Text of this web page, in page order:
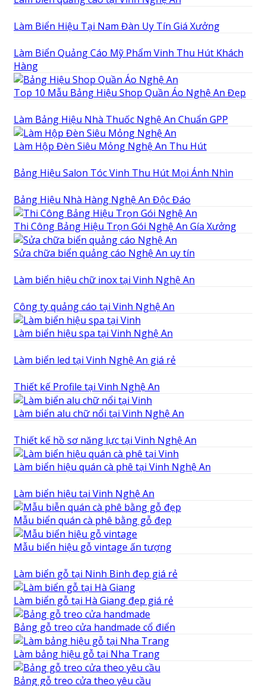
Làm Biển Hiệu Tại Nam Đàn Uy Tín Giá Xưởng
Làm Biển Quảng Cáo Mỹ Phẩm Vinh Thu Hút Khách
Hàng
Top 10 Mẫu Bảng Hiệu Shop Quần Áo Nghệ An Đẹp
Làm Bảng Hiệu Nhà Thuốc Nghệ An Chuẩn GPP
Làm Hộp Đèn Siêu Mỏng Nghệ An Thu Hút
Bảng Hiệu Salon Tóc Vinh Thu Hút Mọi Ánh Nhìn
Bảng Hiệu Nhà Hàng Nghệ An Độc Đáo
Thi Công Bảng Hiệu Trọn Gói Nghệ An Gía Xưởng
Sửa chữa biển quảng cáo Nghệ An uy tín
Làm biển hiệu chữ inox tại Vinh Nghệ An
Công ty quảng cáo tại Vinh Nghệ An
Làm biển hiệu spa tại Vinh Nghệ An
Làm biển led tại Vinh Nghệ An giá rẻ
Thiết kế Profile tại Vinh Nghệ An
Làm biển alu chữ nổi tại Vinh Nghệ An
Thiết kế hồ sơ năng lực tại Vinh Nghệ An
Làm biển hiệu quán cà phê tại Vinh Nghệ An
Làm biển hiệu tại Vinh Nghệ An
Mẫu biển quán cà phê bằng gỗ đẹp
Mẫu biển hiệu gỗ vintage ấn tượng
Làm biển gỗ tại Ninh Binh đẹp giá rẻ
Làm biển gỗ tại Hà Giang đẹp giá rẻ
Bảng gỗ treo cửa handmade cổ điển
Làm bảng hiệu gỗ tại Nha Trang
Bảng gỗ treo cửa theo yêu cầu